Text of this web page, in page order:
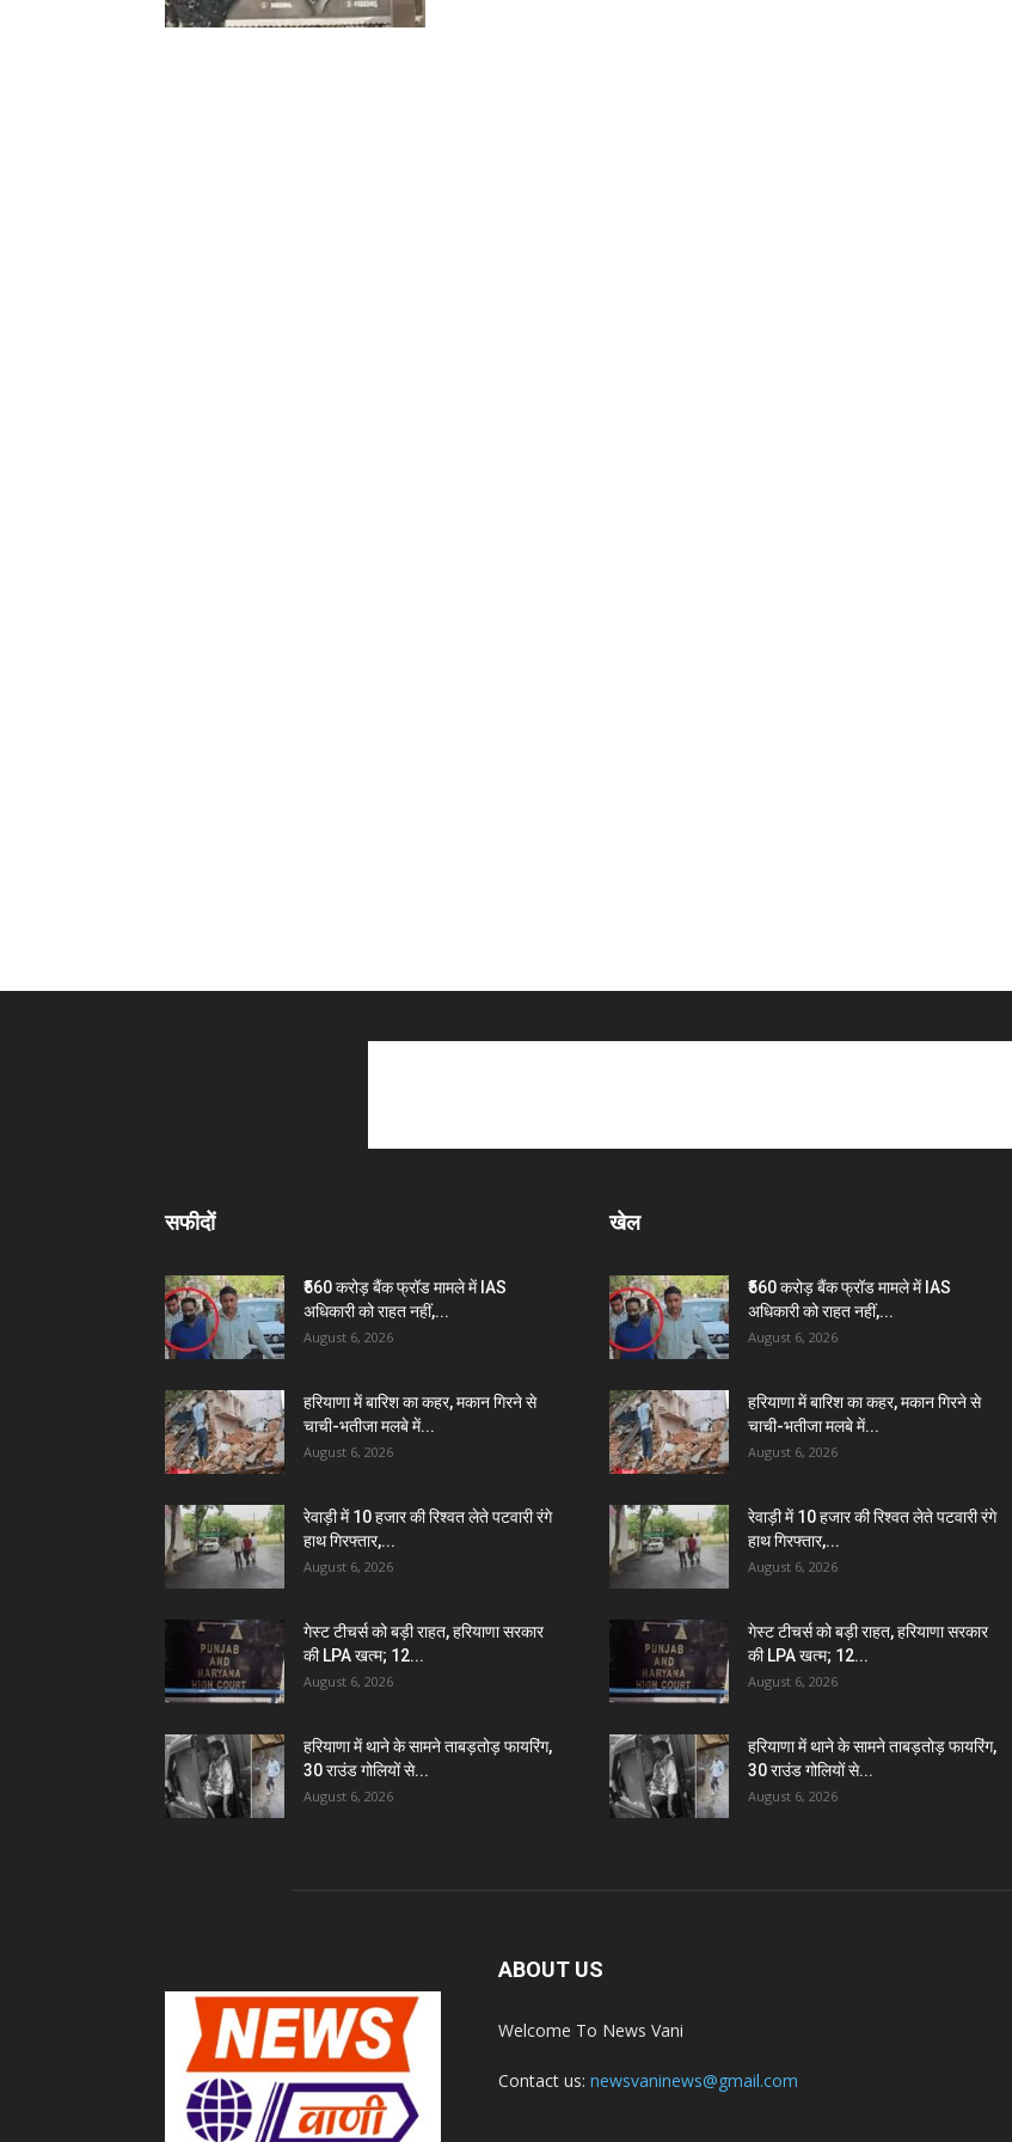
सफीदों
₹560 करोड़ बैंक फ्रॉड मामले में IAS
अधिकारी को राहत नहीं,...
August 6, 2026
हरियाणा में बारिश का कहर, मकान गिरने से
चाची-भतीजा मलबे में...
August 6, 2026
रेवाड़ी में 10 हजार की रिश्वत लेते पटवारी रंगे
हाथ गिरफ्तार,...
August 6, 2026
गेस्ट टीचर्स को बड़ी राहत, हरियाणा सरकार
की LPA खत्म; 12...
August 6, 2026
हरियाणा में थाने के सामने ताबड़तोड़ फायरिंग,
30 राउंड गोलियों से...
August 6, 2026
खेल
₹560 करोड़ बैंक फ्रॉड मामले में IAS
अधिकारी को राहत नहीं,...
August 6, 2026
हरियाणा में बारिश का कहर, मकान गिरने से
चाची-भतीजा मलबे में...
August 6, 2026
रेवाड़ी में 10 हजार की रिश्वत लेते पटवारी रंगे
हाथ गिरफ्तार,...
August 6, 2026
गेस्ट टीचर्स को बड़ी राहत, हरियाणा सरकार
की LPA खत्म; 12...
August 6, 2026
हरियाणा में थाने के सामने ताबड़तोड़ फायरिंग,
30 राउंड गोलियों से...
August 6, 2026
ABOUT US
Welcome To News Vani
Contact us: newsvaninews@gmail.com